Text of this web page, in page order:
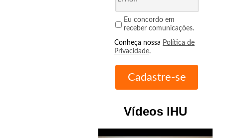
Eu concordo em
receber comunicações.
Conheça nossa Política de
Privacidade.
Vídeos IHU